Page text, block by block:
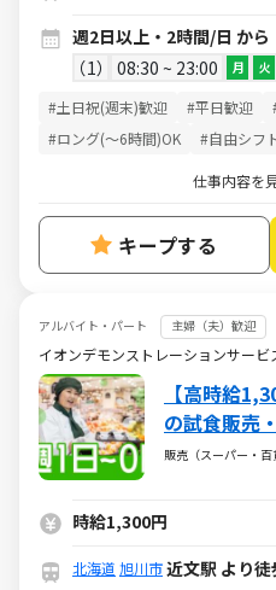
週2日以上・2時間/日 から
1
08:30 ~ 23:00 月 火
#土日祝(週末)歓迎 #平日歓迎
#ロング(～6時間)OK
#自由シフ
仕事内容を
キープする
アルバイト・パート 主婦（夫）歓迎
イオンデモンストレーションサー
【高時給
の試食販売
集！/
販売（スーパー・百
時給1,300円
北海道 旭川市近文駅 より